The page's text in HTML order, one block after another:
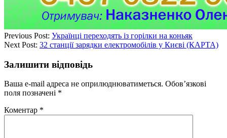
Previous Post: Українці переходять із горілки на коньяк
Next Post: 32 станції зарядки електромобілів у Києві (КАРТА)
Залишити відповідь
Ваша e-mail адреса не оприлюднюватиметься. Обов’язкові
поля позначені *
Коментар *